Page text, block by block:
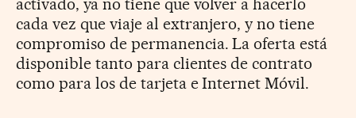
activado, ya no tiene que volver a hacerlo
cada vez que viaje al extranjero, y no tiene
compromiso de permanencia. La oferta está
disponible tanto para clientes de contrato
como para los de tarjeta e Internet Móvil.